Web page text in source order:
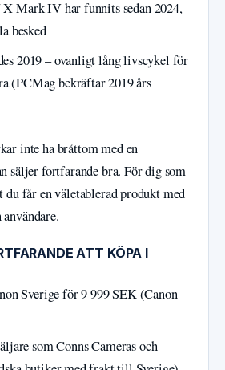
X Mark IV har funnits sedan 2024,
besked
2019 – ovanligt lång livscykel för
(PCMag bekräftar 2019 års
inte ha bråttom med en
säljer fortfarande bra. För dig som
du får en väletablerad produkt med
ATT KÖPA I
Sverige för 9 999 SEK (Canon
som Conns Cameras och